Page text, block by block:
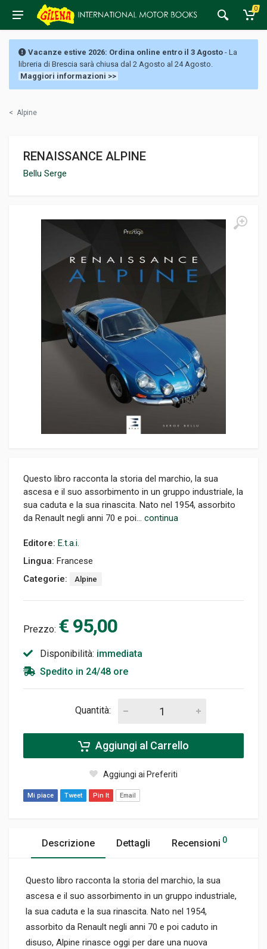
0
Vacanze estive 2026: Ordina online entro il 3 Agosto - La
libreria di Brescia sarà chiusa dal 2 Agosto al 24 Agosto.
Maggiori informazioni >>
< Alpine
RENAISSANCE ALPINE
Bellu Serge
Questo libro racconta la storia del marchio, la sua
ascesa e il suo assorbimento in un gruppo industriale, la
sua caduta e la sua rinascita. Nato nel 1954, assorbito
da Renault negli anni 70 e poi... continua
Editore: E.t.a.i.
Lingua: Francese
Categorie:
Alpine
Prezzo: € 95,00
Disponibilità: immediata
Spedito in 24/48 ore
Quantità:
Aggiungi al Carrello
Aggiungi ai Preferiti
Mi piace Tweet Pin It Email
Descrizione Dettagli Recensioni 0
Questo libro racconta la storia del marchio, la sua
ascesa e il suo assorbimento in un gruppo industriale,
la sua caduta e la sua rinascita. Nato nel 1954,
assorbito da Renault negli anni 70 e poi caduto in
disuso, Alpine rinasce oggi per dare una nuova